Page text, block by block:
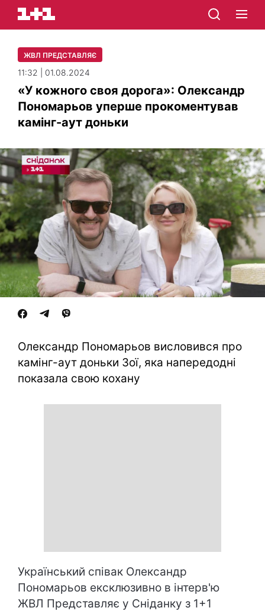
ЖВЛ ПРЕДСТАВЛЯЄ
11:32 | 01.08.2024
«У кожного своя дорога»: Олександр
Пономарьов уперше прокоментував
камінг-аут доньки
Олександр Пономарьов висловився про
камінг-аут доньки Зої, яка напередодні
показала свою кохану
Український співак Олександр
Пономарьов ексклюзивно в інтерв'ю
ЖВЛ Представляє у Сніданку з 1+1